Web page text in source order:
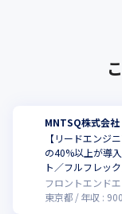
私たちのプロダクト
日常業務に密接であ
顧客が離れない盤
MNTSQは、この強
で、事業の高速化に
MNTSQ株式会社
【リードエンジ
の40%以上が導
ト／フルフレッ
制と裁量／代表
強い社風
フロントエンド
東京都
年収 :